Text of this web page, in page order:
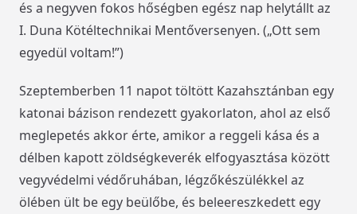
és a negyven fokos hőségben egész nap helytállt az
I. Duna Kötéltechnikai Mentőversenyen. („Ott sem
egyedül voltam!”)
Szeptemberben 11 napot töltött Kazahsztánban egy
katonai bázison rendezett gyakorlaton, ahol az első
meglepetés akkor érte, amikor a reggeli kása és a
délben kapott zöldségkeverék elfogyasztása között
vegyvédelmi védőruhában, légzőkészülékkel az
ölében ült be egy beülőbe, és beleereszkedett egy